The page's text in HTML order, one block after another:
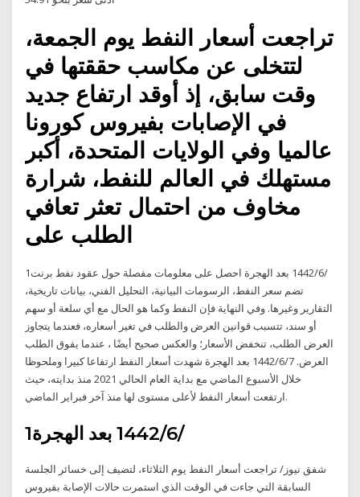
تراجعت أسعار النفط يوم الجمعة،
لتتخلى عن مكاسب حققتها في
وقت سابق، إذ أوقد ارتفاع جديد
في الإصابات بفيروس كورونا
عالميا وفي الولايات المتحدة، أكبر
مستهلك في العالم للنفط، شرارة
مخاوف من احتمال تعثر تعافي
الطلب على
1‏‏/6‏‏/1442 بعد الهجرة احصل على معلومات مفصلة حول عقود نفط برنت
تضم سعر النفط، الرسومات البيانية، التحليل الفني، بيانات تاريخية،
التقارير وغيرها. وفي النهاية فإن النفط وكما هو الحال مع أي سلعة أو سهم
أو سند، تتسبب قوانين العرض والطلب في تغير أسعاره، فعندما يتجاوز
العرض الطلب، تنخفض الأسعار؛ والعكس صحيح أيضًا ، عندما يفوق الطلب
العرض. 7‏‏/6‏‏/1442 بعد الهجرة شهدت أسعار النفط ارتفاعا كبيرا وملحوظا
خلال الأسبوع الماضي مع بداية العام الحالي 2021 منذ بدايته، حيث
ارتفعت أسعار النفط لأعلى مستوى لها منذ آخر فبراير الماضي.
1‏‏/6‏‏/1442 بعد الهجرة
شفق نيوز/ تراجعت أسعار النفط يوم الثلاثاء، لتضيف إلى خسائر الجلسة
السابقة التي جاءت في الوقت الذي استمرت حالات الإصابة بفيروس